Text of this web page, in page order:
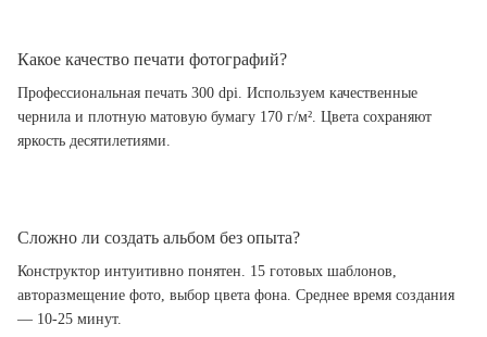
Какое качество печати фотографий?
Профессиональная печать 300 dpi. Используем качественные
чернила и плотную матовую бумагу 170 г/м². Цвета сохраняют
яркость десятилетиями.
Сложно ли создать альбом без опыта?
Конструктор интуитивно понятен. 15 готовых шаблонов,
авторазмещение фото, выбор цвета фона. Среднее время создания
— 10-25 минут.